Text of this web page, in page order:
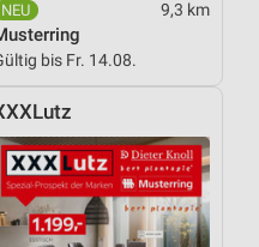
9,3 km
bis Fr. 14.08.